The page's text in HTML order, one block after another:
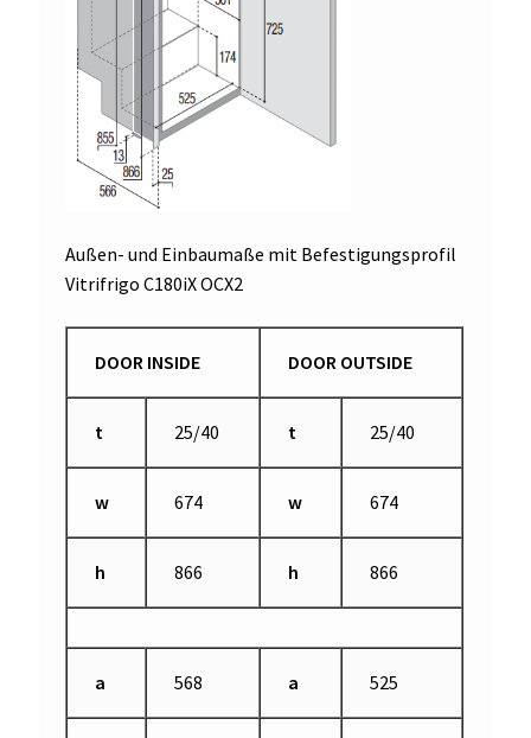
Außen- und Einbaumaße mit Befestigungsprofil
Vitrifrigo C180iX OCX2
DOOR INSIDE DOOR OUTSIDE
t 25/40 t 25/40
w 674 w 674
h 866 h 866
a 568 a 525